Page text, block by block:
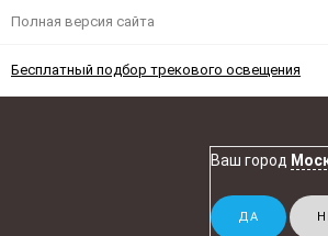
Полная версия сайта
Бесплатный подбор трекового освещения
Ваш город